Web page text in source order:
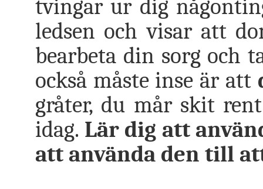
tvingar ur dig
ledsen och visar att
bearbeta din sorg och
också måste inse är att
gråter, du mår skit
idag. Lär dig att
att använda den till